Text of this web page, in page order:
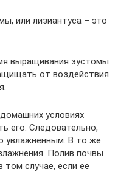
или лизиантуса – это
выращивания эустомы
от воздействия
условиях
его. Следовательно,
увлажненным. В то же
Полив почвы
случае, если ее